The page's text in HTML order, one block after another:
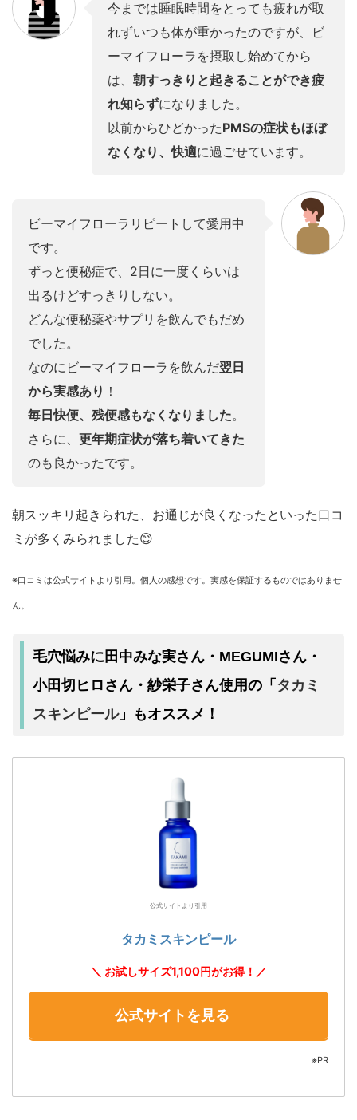
今までは睡眠時間をとっても疲れが取
れずいつも体が重かったのですが、ビ
ーマイフローラを摂取し始めてから
は、 朝すっきりと起きることができ疲
れ知らずになりました。
以前からひどかったPMSの症状もほぼ
なくなり、快適に過ごせています。
ビーマイフローラリピートして愛用中
です。
ずっと便秘症で、2日に一度くらいは
出るけどすっきりしない。
どんな便秘薬やサプリを飲んでもだめ
でした。
なのにビーマイフローラを飲んだ翌日
から実感あり ！
毎日快便、残便感もなくなりました。
さらに、 更年期症状が落ち着いてきた
のも良かったです。
朝スッキリ起きられた、お通じが良くなったといった口コ
ミが多くみられました😊
※口コミは公式サイトより引用。個人の感想です。実感を保証するものではありませ
ん。
毛穴悩みに田中みな実さん・MEGUMIさん・
小田切ヒロさん・紗栄子さん使用の「 タカミ
スキンピール」もオススメ！
公式サイトより引用
タカミスキンピール
＼ お試しサイズ1,100円がお得！／
公式サイトを見る
※PR